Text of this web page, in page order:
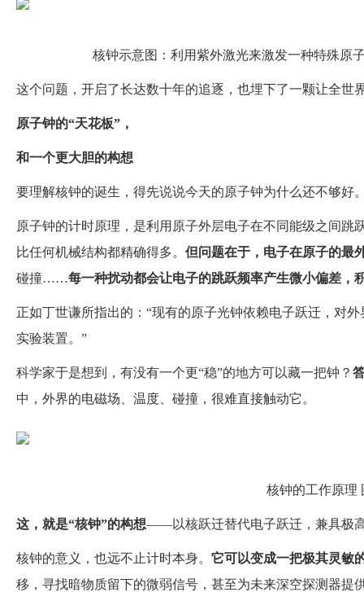
核钟示意图 ：利用紫外激光来激发一种特殊原
这个问题，开启了长达数十年的追逐，也埋下了一颗让全世
原子钟的“天花板”，
和一个更大胆的构想
要理解核钟的诞生，得先说说今天的原子钟为什么还不够好
原子钟的计时原理，是利用原子外层电子在不同能级之间跳
比任何机械结构都精确得多。 但问题在于 ， 电子在原子的最
碰撞……每一种扰动都会让电子的跳跃频率产生微小偏差，
正如丁世谦所指出的：“现有的原子光钟依赖电子跃迁，对
实验装置。”
科学家于是想到，有没有一个更“稳”的地方可以藏一把钟？
中，外界的电磁场、温度、碰撞，很难直接触动它。
核钟的工作原理
这，就是“核钟”的构想——以核跃迁替代电子跃迁，兼具极
核钟的意义，也远不止计时本身。 它可以变成一把极其灵敏
移，寻找暗物质留下的微弱信号，甚至为未来深空探测器